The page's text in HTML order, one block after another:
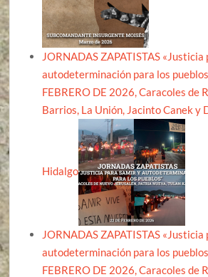
JORNADAS ZAPATISTAS «Justicia
autodeterminación para los
FEBRERO DE 2026, Caracoles de
Barrios, La Unión, Jacinto Canek y
Hidalgo
JORNADAS ZAPATISTAS «Justicia
autodeterminación para los
FEBRERO DE 2026, Caracoles de